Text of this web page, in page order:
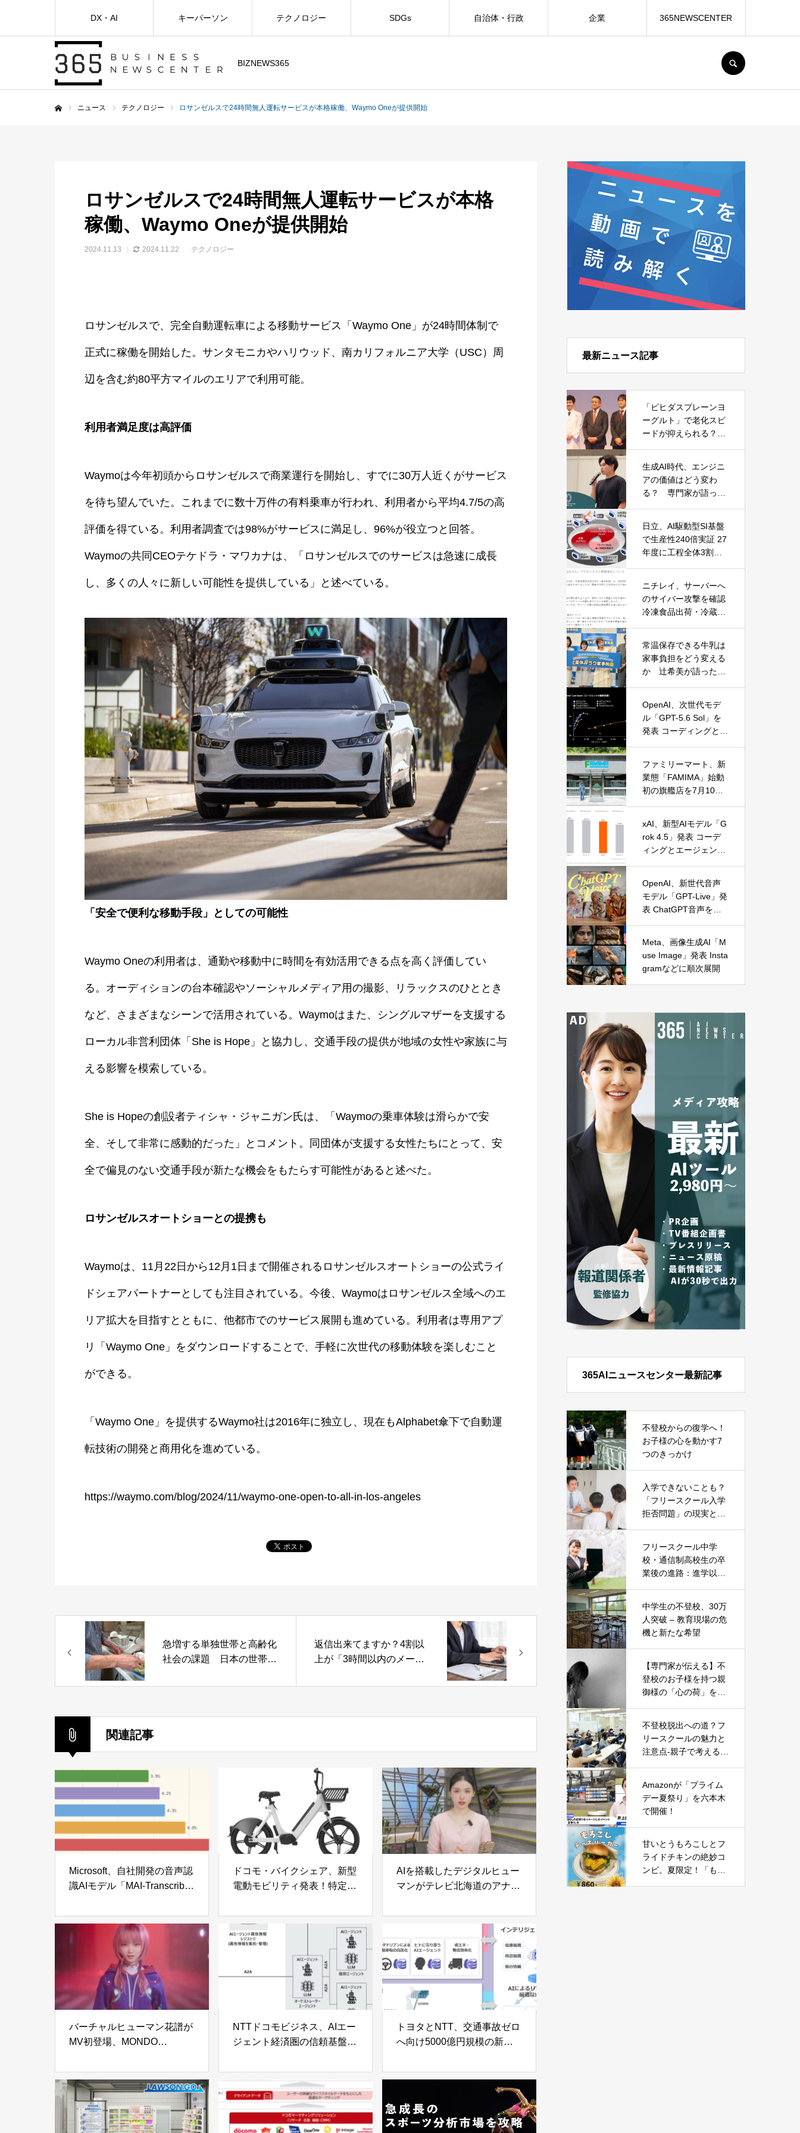
BIZNEWS365
DX・AI キーパーソン テクノロジー SDGs 自治体・行政 企業 365NEWSCENTER
ニュース テクノロジー ロサンゼルスで24時間無人運転サービスが本格稼働、Waymo Oneが提供開始
ロサンゼルスで24時間無人運転サービスが本格
稼働、Waymo Oneが提供開始
2024.11.13 2024.11.22 テクノロジー
ロサンゼルスで、完全自動運転車による移動サービス「Waymo One」が24時間体制で
正式に稼働を開始した。サンタモニカやハリウッド、南カリフォルニア大学（USC）周
辺を含む約80平方マイルのエリアで利用可能。
利用者満足度は高評価
Waymoは今年初頭からロサンゼルスで商業運行を開始し、すでに30万人近くがサービス
を待ち望んでいた。これまでに数十万件の有料乗車が行われ、利用者から平均4.7/5の高
評価を得ている。利用者調査では98%がサービスに満足し、96%が役立つと回答。
Waymoの共同CEOテケドラ・マワカナは、「ロサンゼルスでのサービスは急速に成長
し、多くの人々に新しい可能性を提供している」と述べている。
「安全で便利な移動手段」としての可能性
Waymo Oneの利用者は、通勤や移動中に時間を有効活用できる点を高く評価してい
る。オーディションの台本確認やソーシャルメディア用の撮影、リラックスのひととき
など、さまざまなシーンで活用されている。Waymoはまた、シングルマザーを支援する
ローカル非営利団体「She is Hope」と協力し、交通手段の提供が地域の女性や家族に与
える影響を模索している。
She is Hopeの創設者ティシャ・ジャニガン氏は、「Waymoの乗車体験は滑らかで安
全、そして非常に感動的だった」とコメント。同団体が支援する女性たちにとって、安
全で偏見のない交通手段が新たな機会をもたらす可能性があると述べた。
ロサンゼルスオートショーとの提携も
Waymoは、11月22日から12月1日まで開催されるロサンゼルスオートショーの公式ライ
ドシェアパートナーとしても注目されている。今後、Waymoはロサンゼルス全域へのエ
リア拡大を目指すとともに、他都市でのサービス展開も進めている。利用者は専用アプ
リ「Waymo One」をダウンロードすることで、手軽に次世代の移動体験を楽しむこと
ができる。
「Waymo One」を提供するWaymo社は2016年に独立し、現在もAlphabet傘下で自動運
転技術の開発と商用化を進めている。
https://waymo.com/blog/2024/11/waymo-one-open-to-all-in-los-angeles
急増する単独世帯と高齢化
社会の課題 日本の世帯構
うなる？
返信出来てますか？4割以
上が「3時間以内のメール
ールの課題とビジネスチャ
関連記事
Microsoft、自社開発の音声認
識AIモデル「MAI-Transcribe-
Whisperを超える精度、GPU
費用は半減
ドコモ・バイクシェア、新型
電動モビリティ発表！特定小
AIを搭載したデジタルヒュー
マンがテレビ北海道のアナウ
の会話も
バーチャルヒューマン花譜が
MV初登場、MONDO
たしの声」
NTTドコモビジネス、AIエー
ジェント経済圏の信頼基盤
ロトタイプを開発
トヨタとNTT、交通事故ゼロ
へ向け5000億円規模の新プ
最新ニュース記事
「ビヒダスプレーンヨ
ーグルト」で老化スピ
ードが抑えられる？
生成AI時代、エンジニ
アの価値はどう変わ
る？ 専門家が語った
日立、AI駆動型SI基盤
で生産性240倍実証 27
年度に工程全体3割向
ニチレイ、サーバーへ
のサイバー攻撃を確認
冷凍食品出荷・冷蔵倉
常温保存できる牛乳は
家事負担をどう変える
か 辻希美が語った夏
OpenAI、次世代モデ
ル「GPT-5.6 Sol」を
発表 コーディングとサ
ファミリーマート、新
業態「FAMIMA」始動
初の旗艦店を7月10日
xAI、新型AIモデル「G
rok 4.5」発表 コーデ
ィングとエージェント
OpenAI、新世代音声
モデル「GPT-Live」発
表 ChatGPT音声を全
Meta、画像生成AI「M
use Image」発表 Insta
gramなどに順次展開
365AIニュースセンター最新記事
不登校からの復学へ！
お子様の心を動かす7
つのきっかけ
入学できないことも？
「フリースクール入学
拒否問題」の現実とそ
フリースクール中学
校・通信制高校生の卒
業後の進路：進学以外
中学生の不登校、30万
人突破 – 教育現場の危
機と新たな希望
【専門家が伝える】不
登校のお子様を持つ親
御様の「心の荷」を軽
不登校脱出への道？フ
リースクールの魅力と
注意点-親子で考える新
Amazonが「プライム
デー夏祭り」を六本木
で開催！
甘いとうもろこしとフ
ライドチキンの絶妙コ
ンビ。夏限定！「もろ